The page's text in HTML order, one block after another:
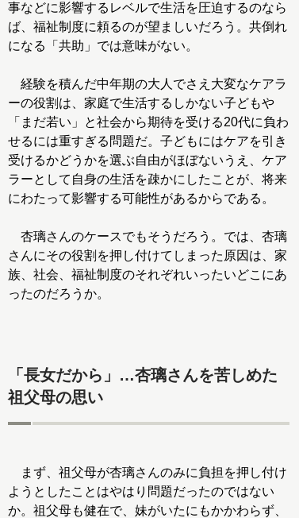
事などに影響するレベルで生活を圧迫するのなら
ば、福祉制度に頼るのが望ましいだろう。共倒れ
になる「共助」では意味がない。
経験を積んだ中年期の大人でさえ大変なケアラ
ーの役割は、家庭で生活するしかない子どもや
「まだ若い」と社会から期待を受ける20代に負わ
せるには重すぎる問題だ。子どもにはケアを引き
受けるかどうかを選ぶ自由がほぼないうえ、ケア
ラーとして自身の生活を疎かにしたことが、将来
にわたって影響する可能性があるからである。
杏璃さんのケースでもそうだろう。では、杏璃
さんにその役割を押し付けてしまった原因は、家
族、社会、福祉制度のそれぞれいったいどこにあ
ったのだろうか。
「長女だから」…杏璃さんを苦しめた
祖父母の思い
まず、祖父母が杏璃さんのみに負担を押し付け
ようとしたことはやはり問題だったのではない
か。祖父母も健在で、妹がいたにもかかわらず、